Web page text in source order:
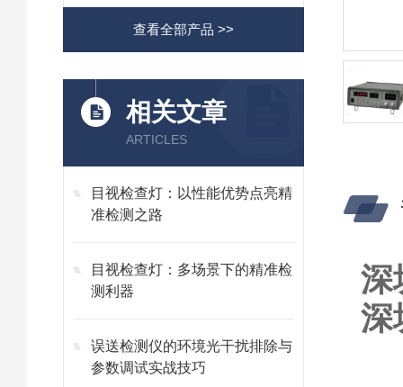
查看全部产品 >>
相关文章
ARTICLES
目视检查灯：以性能优势点亮精
准检测之路
目视检查灯：多场景下的精准检
测利器
误送检测仪的环境光干扰排除与
参数调试实战技巧
深
深